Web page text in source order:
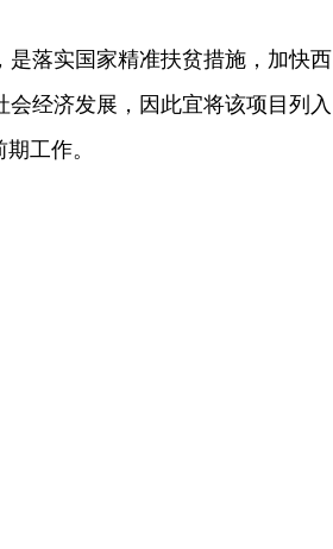
落实国家精准扶贫措施，加快西
经济发展，因此宜将该项目列入
工作。